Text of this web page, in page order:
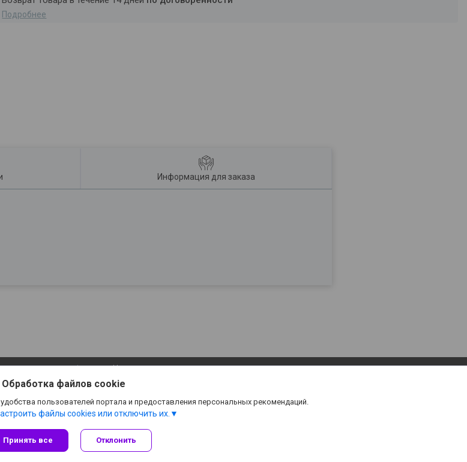
Подробнее
Информация для заказа
Сайт создан на платформе Deal.by
Политика обработки файлов cookies
Обработка файлов cookie
пользователей портала и предоставления персональных рекомендаций.
файлы cookies или отключить их.
Принять все Отклонить
|
Пожаловаться на контент
Select Language ▼